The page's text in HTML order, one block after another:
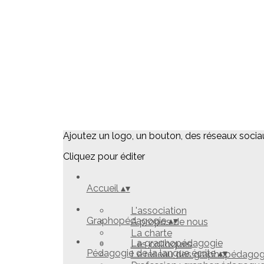
Ajoutez un logo, un bouton, des réseaux
Cliquez pour éditer
Accueil ▴▾
L'association
A propos de nous
La charte
Les colloques
Graphopédagogie▴▾
La graphopédagogie
Le réseau des
Pédagogie de la langue écrite▴▾